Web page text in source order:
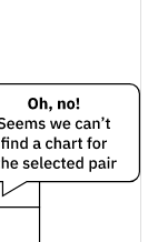
$0,16259695
$0,16259695 /
$0,16259095